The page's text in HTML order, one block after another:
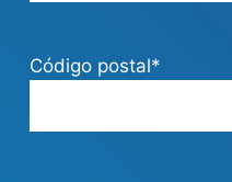
Código postal*